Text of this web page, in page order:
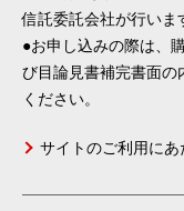
信託委託会社が行いま
●お申し込みの際は、
び目論見書補完書面の
ください。
サイトのご利用にあ